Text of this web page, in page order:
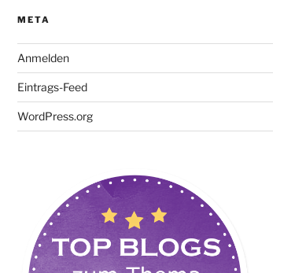
META
Anmelden
Eintrags-Feed
WordPress.org